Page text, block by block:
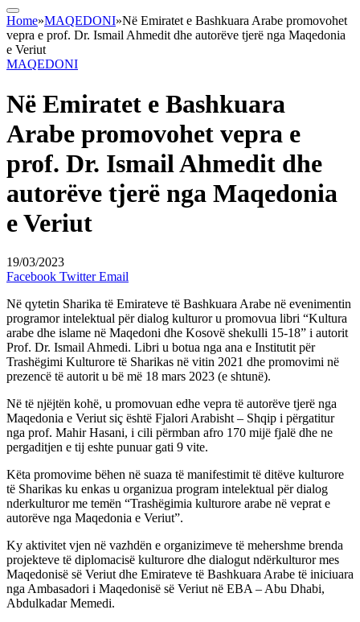
Home»MAQEDONI»Në Emiratet e Bashkuara Arabe promovohet
vepra e prof. Dr. Ismail Ahmedit dhe autorëve tjerë nga Maqedonia
e Veriut
MAQEDONI
Në Emiratet e Bashkuara
Arabe promovohet vepra e
prof. Dr. Ismail Ahmedit dhe
autorëve tjerë nga Maqedonia
e Veriut
19/03/2023
Facebook Twitter Email
Në qytetin Sharika të Emirateve të Bashkuara Arabe në evenimentin
programor intelektual për dialog kulturor u promovua libri “Kultura
arabe dhe islame në Maqedoni dhe Kosovë shekulli 15-18” i autorit
Prof. Dr. Ismail Ahmedi. Libri u botua nga ana e Institutit për
Trashëgimi Kulturore të Sharikas në vitin 2021 dhe promovimi në
prezencë të autorit u bë më 18 mars 2023 (e shtunë).
Në të njëjtën kohë, u promovuan edhe vepra të autorëve tjerë nga
Maqedonia e Veriut siç është Fjalori Arabisht – Shqip i përgatitur
nga prof. Mahir Hasani, i cili përmban afro 170 mijë fjalë dhe ne
pergaditjen e tij eshte punuar gati 9 vite.
Këta promovime bëhen në suaza të manifestimit të ditëve kulturore
të Sharikas ku enkas u organizua program intelektual për dialog
nderkulturor me temën “Trashëgimia kulturore arabe në veprat e
autorëve nga Maqedonia e Veriut”.
Ky aktivitet vjen në vazhdën e organizimeve të mehershme brenda
projekteve të diplomacisë kulturore dhe dialogut ndërkulturor mes
Maqedonisë së Veriut dhe Emirateve të Bashkuara Arabe të iniciuara
nga Ambasadori i Maqedonisë së Veriut në EBA – Abu Dhabi,
Abdulkadar Memedi.